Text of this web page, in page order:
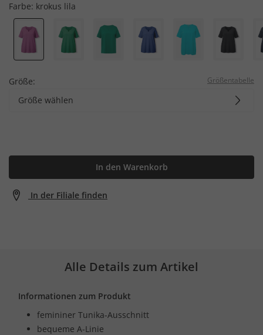
Farbe: krokus lila
Größe: Größentabelle
Größe wählen
In den Warenkorb
In der Filiale finden
Alle Details zum Artikel
Informationen zum Produkt
femininer Tunika-Ausschnitt
bequeme A-Linie